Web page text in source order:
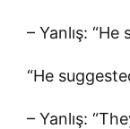
– Yanlış:
“He
– Yanlış: